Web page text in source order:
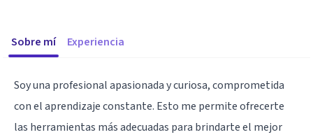
Sobre mí Experiencia
Soy una profesional apasionada y curiosa, comprometida
con el aprendizaje constante. Esto me permite ofrecerte
las herramientas más adecuadas para brindarte el mejor